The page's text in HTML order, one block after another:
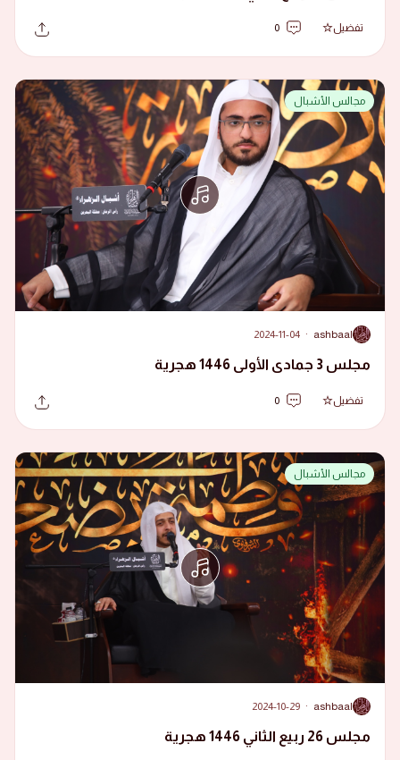
تفضيل 0
مجالس الأشبال
A
ashbaal
·
2024-11-04
مجلس 3 جمادى الأولى 1446 هجرية
تفضيل 0
مجالس الأشبال
A
ashbaal
·
2024-10-29
مجلس 26 ربيع الثاني 1446 هجرية